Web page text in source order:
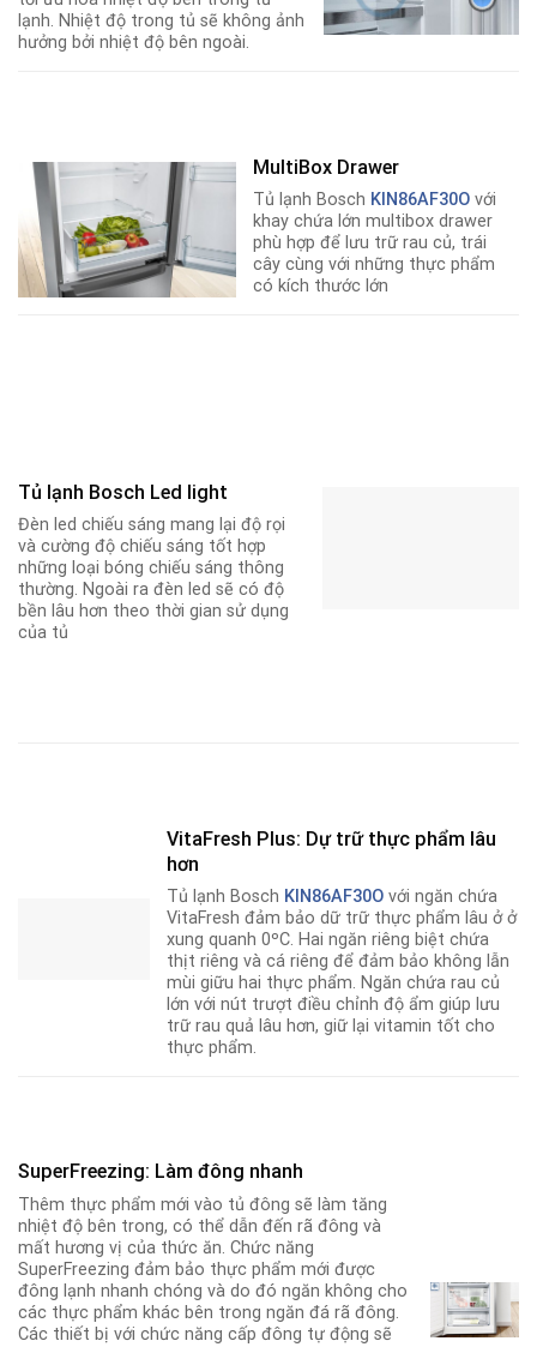
lạnh. Nhiệt độ trong tủ sẽ không ảnh
hưởng bởi nhiệt độ bên ngoài.
MultiBox Drawer
Tủ lạnh Bosch KIN86AF30O với
khay chứa lớn multibox drawer
phù hợp để lưu trữ rau củ, trái
cây cùng với những thực phẩm
có kích thước lớn
Tủ lạnh Bosch Led light
Đèn led chiếu sáng mang lại độ rọi
và cường độ chiếu sáng tốt hợp
những loại bóng chiếu sáng thông
thường. Ngoài ra đèn led sẽ có độ
bền lâu hơn theo thời gian sử dụng
của tủ
VitaFresh Plus: Dự trữ thực phẩm lâu
hơn
Tủ lạnh Bosch KIN86AF30O với ngăn chứa
VitaFresh đảm bảo dữ trữ thực phẩm lâu ở ở
xung quanh 0ºC. Hai ngăn riêng biệt chứa
thịt riêng và cá riêng để đảm bảo không lẫn
mùi giữu hai thực phẩm. Ngăn chứa rau củ
lớn với nút trượt điều chỉnh độ ẩm giúp lưu
trữ rau quả lâu hơn, giữ lại vitamin tốt cho
thực phẩm.
SuperFreezing: Làm đông nhanh
Thêm thực phẩm mới vào tủ đông sẽ làm tăng
nhiệt độ bên trong, có thể dẫn đến rã đông và
mất hương vị của thức ăn. Chức năng
SuperFreezing đảm bảo thực phẩm mới được
đông lạnh nhanh chóng và do đó ngăn không cho
các thực phẩm khác bên trong ngăn đá rã đông.
Các thiết bị với chức năng cấp đông tự động sẽ